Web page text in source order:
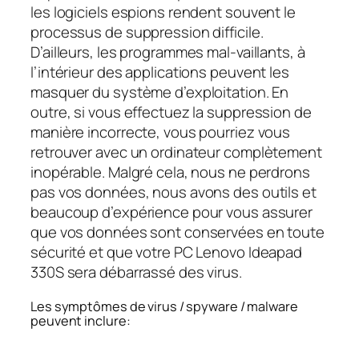
les logiciels espions rendent souvent le
processus de suppression difficile.
D’ailleurs, les programmes mal-vaillants, à
l’intérieur des applications peuvent les
masquer du système d’exploitation. En
outre, si vous effectuez la suppression de
manière incorrecte, vous pourriez vous
retrouver avec un ordinateur complètement
inopérable. Malgré cela, nous ne perdrons
pas vos données, nous avons des outils et
beaucoup d’expérience pour vous assurer
que vos données sont conservées en toute
sécurité et que votre PC Lenovo Ideapad
330S sera débarrassé des virus.
Les symptômes de virus / spyware / malware
peuvent inclure: